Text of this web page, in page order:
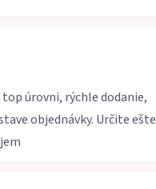
je 5 z 5 hviezdičiek.
úrovni, rýchle dodanie,
objednávky. Určite ešte